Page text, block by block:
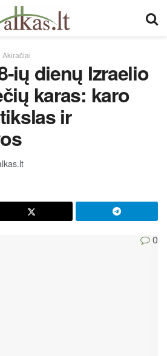
Akiračiai
ių dienų Izraelio
karas: karo
ir
0